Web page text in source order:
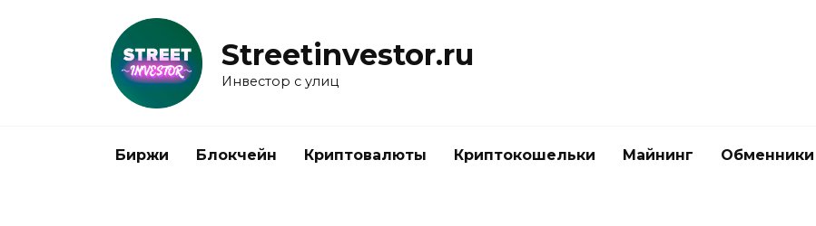
Streetinvestor.ru
Инвестор с улиц
Биржи Блокчейн Криптовалюты Криптокошельки Майнинг Обменники